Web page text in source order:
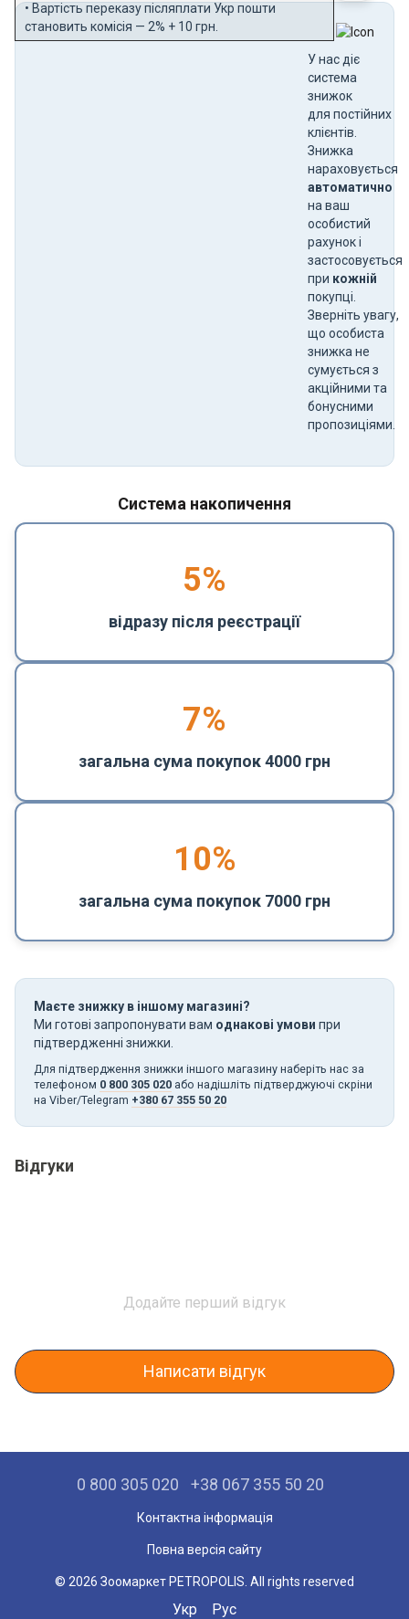
• Вартість переказу післяплати Укр пошти
становить комісія — 2% + 10 грн.
У нас діє
система
знижок
для постійних
клієнтів.
Знижка
нараховується
автоматично
на ваш
особистий
рахунок і
застосовується
при кожній
покупці.
Зверніть увагу,
що особиста
знижка не
сумується з
акційними та
бонусними
пропозиціями.
Система накопичення
5%
відразу після реєстрації
7%
загальна сума покупок 4000 грн
10%
загальна сума покупок 7000 грн
Маєте знижку в іншому магазині?
Ми готові запропонувати вам однакові умови при
підтвердженні знижки.
Для підтвердження знижки іншого магазину наберіть нас за
телефоном 0 800 305 020 або надішліть підтверджуючі скріни
на Viber/Telegram +380 67 355 50 20
Відгуки
Додайте перший відгук
Написати відгук
0 800 305 020 +38 067 355 50 20
Контактна інформація
Повна версія сайту
© 2026 Зоомаркет PETROPOLIS. All rights reserved
Укр Рус